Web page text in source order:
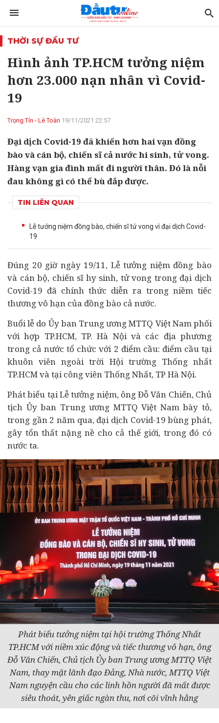
THỜI SỰ ĐẦU TƯ
Hình ảnh TP.HCM tưởng niệm
hơn 23.000 nạn nhân vì Covid-
19
Trọng Tín - Lê Toàn 19/11/2021 22:57
Đại dịch Covid-19 đã khiến hơn hai vạn đồng
bào và cán bộ, chiến sĩ cả nước hi sinh, tử vong.
Hàng vạn gia đình mất đi người thân. Đó là nỗi
đau không gì có thể bù đắp được.
TIN LIÊN QUAN
Lễ tưởng niệm đồng bào, chiến sĩ tử vong vì đại dịch Covid-
19
Đúng 20 giờ ngày 19/11, Lễ tưởng niệm đồng bào
và cán bộ, chiến sĩ hy sinh, tử vong trong đại dịch
Covid-19 đã chính thức diễn ra trong niềm tiếc
thương vô hạn của đồng bào cả nước.
Buổi lễ do Ủy ban Trung ương MTTQ Việt Nam phối
với hợp TP.HCM, TP. Hà Nội và các địa phương
trong cả nước tổ chức với 2 điểm cầu: điểm cầu tại
khuôn viên ngoài trời Hội trường Thống nhất
TP.HCM và tại công viên Thống Nhất, TP Hà Nội.
Phát biểu tại Lễ tưởng niệm, ông Đỗ Văn Chiến, Chủ
tịch Ủy ban Trung ương MTTQ Việt Nam bày tỏ,
trong gần 2 năm qua, đại dịch Covid-19 bùng phát,
gây tổn thất nặng nề cho cả thế giới, trong đó có
nước ta.
Phát biểu tưởng niệm tại hội trường Thống Nhất
TP.HCM với niềm xúc động và tiếc thương vô hạn, ông
Đỗ Văn Chiến, Chủ tịch Ủy ban Trung ương MTTQ Việt
Nam, thay mặt lãnh đạo Đảng, Nhà nước, MTTQ Việt
Nam nguyện cầu cho các linh hồn người đã mất được
siêu thoát, yên giấc ngàn thu, nơi cõi vĩnh hằng